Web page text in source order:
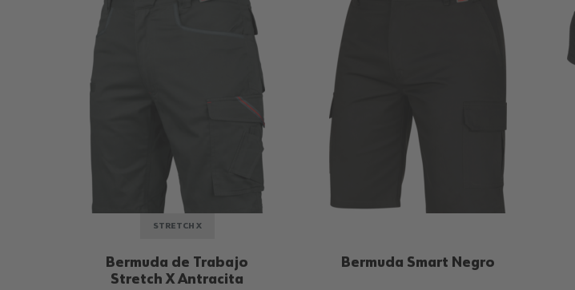
STRETCH X
Bermuda de Trabajo
Stretch X Antracita
Bermuda Smart Negro